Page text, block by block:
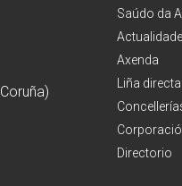
Saúdo da
Actualidade
Axenda
Liña directa
Directorio